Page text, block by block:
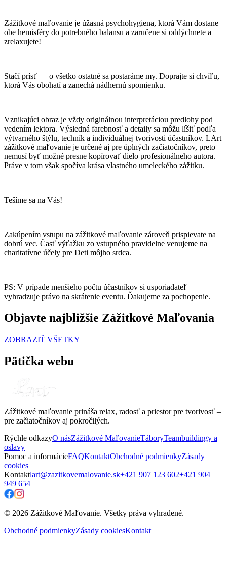
Zážitkové maľovanie je úžasná psychohygiena, ktorá Vám dostane
obe hemisféry do potrebného balansu a zaručene si oddýchnete a
zrelaxujete!
Stačí prísť — o všetko ostatné sa postaráme my. Doprajte si chvíľu,
ktorá Vás obohatí a zanechá nádhernú spomienku.
Vznikajúci obraz je vždy originálnou interpretáciou predlohy pod
vedením lektora. Výsledná farebnosť a detaily sa môžu líšiť podľa
výtvarného štýlu, techník a individuálnej tvorivosti účastníkov. LArt
zážitkové maľovanie je určené aj pre úplných začiatočníkov, preto
nemusí byť možné presne kopírovať dielo profesionálneho autora.
Práve v tom však spočíva krása vlastného umeleckého zážitku.
Tešíme sa na Vás!
Zakúpením vstupu na zážitkové maľovanie zároveň prispievate na
dobrú vec. Časť výťažku zo vstupného pravidelne venujeme na
charitatívne účely pre Deti môjho srdca.
PS: V prípade menšieho počtu účastníkov si usporiadateľ
vyhradzuje právo na skrátenie eventu. Ďakujeme za pochopenie.
Objavte najbližšie Zážitkové Maľovania
ZOBRAZIŤ VŠETKY
Pätička webu
Zážitkové maľovanie prináša relax, radosť a priestor pre tvorivosť –
pre začiatočníkov aj pokročilých.
Rýchle odkazyO násZážitkové MaľovanieTáboryTeambuildingy a
oslavy
Pomoc a informácieFAQKontaktObchodné podmienkyZásady
cookies
Kontaktlart@zazitkovemalovanie.sk+421 907 123 602+421 904
949 654
© 2026 Zážitkové Maľovanie. Všetky práva vyhradené.
Obchodné podmienkyZásady cookiesKontakt